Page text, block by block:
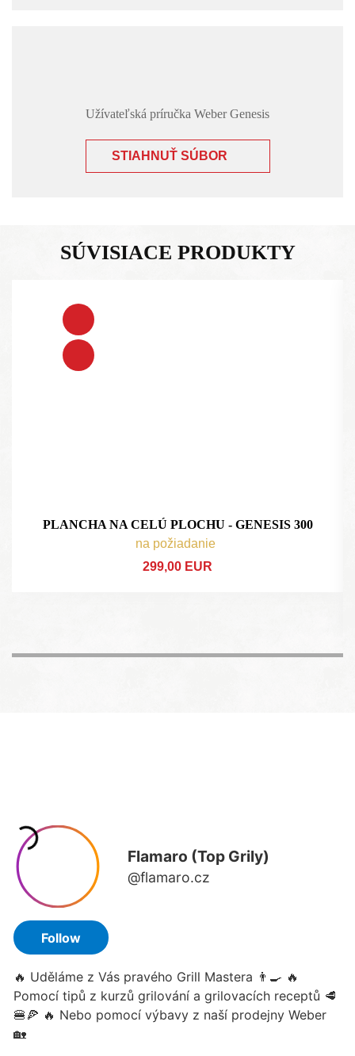
Užívateľská príručka Weber Genesis
STIAHNUŤ SÚBOR
SÚVISIACE PRODUKTY
PLANCHA NA CELÚ PLOCHU - GENESIS 300
na požiadanie
299,00 EUR